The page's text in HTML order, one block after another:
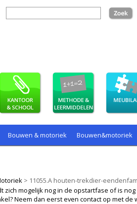
zoek
Bouwen & motoriek Bouwen&motoriek
> 11055.A houten-trekdier-
zich mogelijk nog in de opstartfase of is
Neem dan eerst even contact op met de